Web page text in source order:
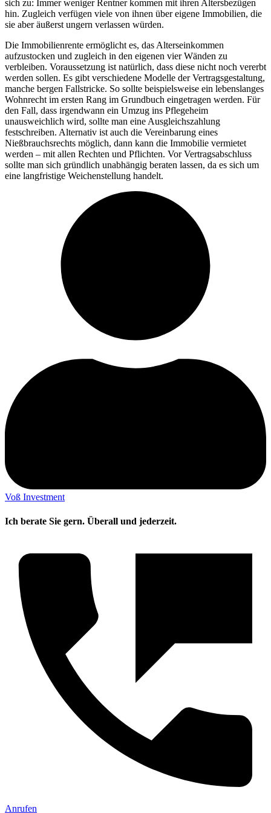
sich zu: Immer weniger Rentner kommen mit ihren Altersbezügen
hin. Zugleich verfügen viele von ihnen über eigene Immobilien, die
sie aber äußerst ungern verlassen würden.
Die Immobilienrente ermöglicht es, das Alterseinkommen
aufzustocken und zugleich in den eigenen vier Wänden zu
verbleiben. Voraussetzung ist natürlich, dass diese nicht noch vererbt
werden sollen. Es gibt verschiedene Modelle der Vertragsgestaltung,
manche bergen Fallstricke. So sollte beispielsweise ein lebenslanges
Wohnrecht im ersten Rang im Grundbuch eingetragen werden. Für
den Fall, dass irgendwann ein Umzug ins Pflegeheim
unausweichlich wird, sollte man eine Ausgleichszahlung
festschreiben. Alternativ ist auch die Vereinbarung eines
Nießbrauchsrechts möglich, dann kann die Immobilie vermietet
werden – mit allen Rechten und Pflichten. Vor Vertragsabschluss
sollte man sich gründlich unabhängig beraten lassen, da es sich um
eine langfristige Weichenstellung handelt.
Voß Investment
Ich berate Sie gern. Überall und jederzeit.
Anrufen